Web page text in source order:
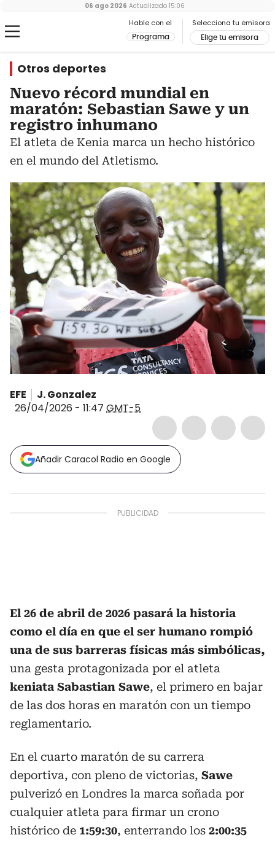
Hable con el
Programa
Selecciona tu emisora
Elige tu emisora
06 ago 2026 Actualizado 15:06
Otros deportes
Nuevo récord mundial en
maratón: Sebastian Sawe y un
registro inhumano
El atleta de Kenia marca un hecho histórico
en el mundo del Atletismo.
EFE
J. Gonzalez
26/04/2026 - 11:47 GMT-5
Añadir Caracol Radio en Google
El 26 de abril de 2026 pasará la historia
como el día en que el ser humano rompió
una de sus barreras físicas más simbólicas,
una gesta protagonizada por el atleta
keniata Sabastian Sawe, el primero en bajar
de las dos horas en maratón con un tiempo
reglamentario.
En el cuarto maratón de su carrera
deportiva, con pleno de victorias, Sawe
pulverizó en Londres la marca soñada por
cualquier atleta para firmar un crono
histórico de 1:59:30, enterrando los 2:00:35